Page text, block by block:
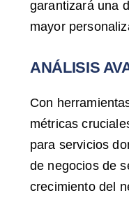
garantizará una
mayor
ANÁLISIS
Con
métricas
para servicios
de negocios de
crecimiento del